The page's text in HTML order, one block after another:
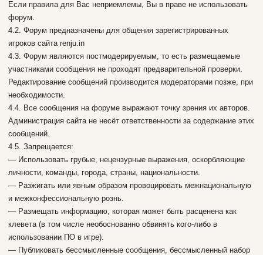
Если правила для Вас неприемлемы, Вы в праве не использовать
форум.
4.2. Форум предназначены для общения зарегистрированных
игроков сайта renju.in
4.3. Форум являются постмодерируемым, то есть размещаемые
участниками сообщения не проходят предварительной проверки.
Редактирование сообщений производится модераторами позже, при
необходимости.
4.4. Все сообщения на форуме выражают точку зрения их авторов.
Администрация сайта не несёт ответственности за содержание этих
сообщений.
4.5. Запрещается:
— Использовать грубые, нецензурные выражения, оскорбляющие
личности, команды, города, страны, национальности.
— Разжигать или явным образом провоцировать межнациональную
и межконфессиональную рознь.
— Размещать информацию, которая может быть расценена как
клевета (в том числе необоснованно обвинять кого-либо в
использовании ПО в игре).
— Публиковать бессмысленные сообщения, бессмысленный набор